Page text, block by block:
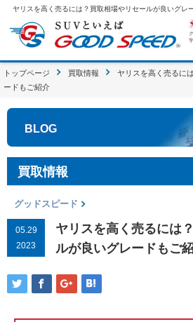
トップページ 買取情報
ヤリスを高く売るに
ードもご紹介
BLOG
買取情報
グッドスピード
05.29
2023
ヤリスを高く売るには
ルが良いグレードもご